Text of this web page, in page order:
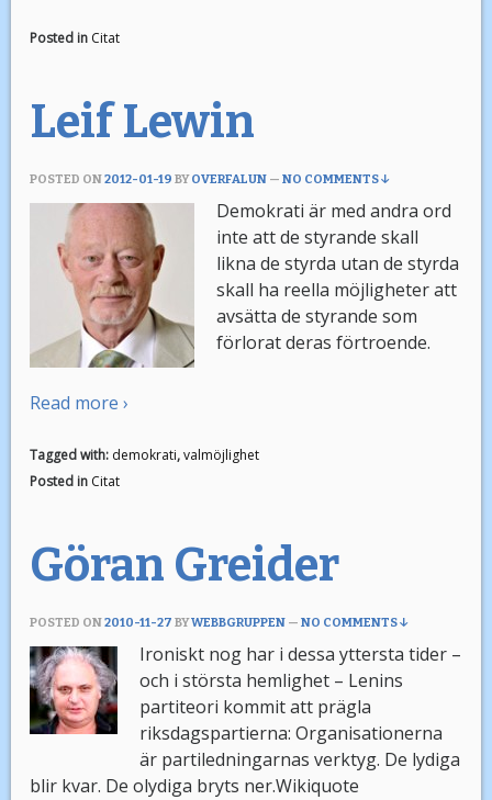
Posted in Citat
Leif Lewin
POSTED ON2012-01-19 BYOVERFALUN — NO COMMENTS ↓
Demokrati är med andra ord
inte att de styrande skall
likna de styrda utan de styrda
skall ha reella möjligheter att
avsätta de styrande som
förlorat deras förtroende.
Read more ›
Tagged with: demokrati,valmöjlighet
Posted in Citat
Göran Greider
POSTED ON2010-11-27 BYWEBBGRUPPEN — NO COMMENTS ↓
Ironiskt nog har i dessa yttersta tider –
och i största hemlighet – Lenins
partiteori kommit att prägla
riksdagspartierna: Organisationerna
är partiledningarnas verktyg. De lydiga
blir kvar. De olydiga bryts ner.Wikiquote